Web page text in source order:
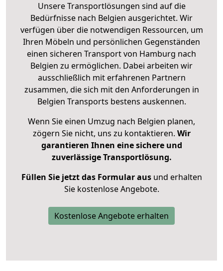
Unsere Transportlösungen sind auf die
Bedürfnisse nach Belgien ausgerichtet. Wir
verfügen über die notwendigen Ressourcen, um
Ihren Möbeln und persönlichen Gegenständen
einen sicheren Transport von Hamburg nach
Belgien zu ermöglichen. Dabei arbeiten wir
ausschließlich mit erfahrenen Partnern
zusammen, die sich mit den Anforderungen in
Belgien Transports bestens auskennen.
Wenn Sie einen Umzug nach Belgien planen,
zögern Sie nicht, uns zu kontaktieren. Wir
garantieren Ihnen eine sichere und
zuverlässige Transportlösung.
Füllen Sie jetzt das Formular ausund erhalten
Sie kostenlose Angebote.
Kostenlose Angebote erhalten